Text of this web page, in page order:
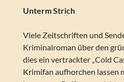
Unterm Strich
Viele Zeitschriften und
Kriminalroman über den
dies ein vertrackter „Cold
Krimifan aufhorchen lassen